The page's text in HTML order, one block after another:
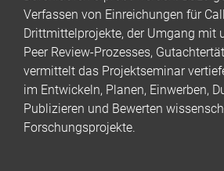
Verfassen von Einreichungen für
Drittmittelprojekte, der Umgang mit
Peer Review-Prozesses,
vermittelt das Projektseminar
im Entwickeln, Planen, Einwerben,
Publizieren und Bewerten
Forschungsprojekte.